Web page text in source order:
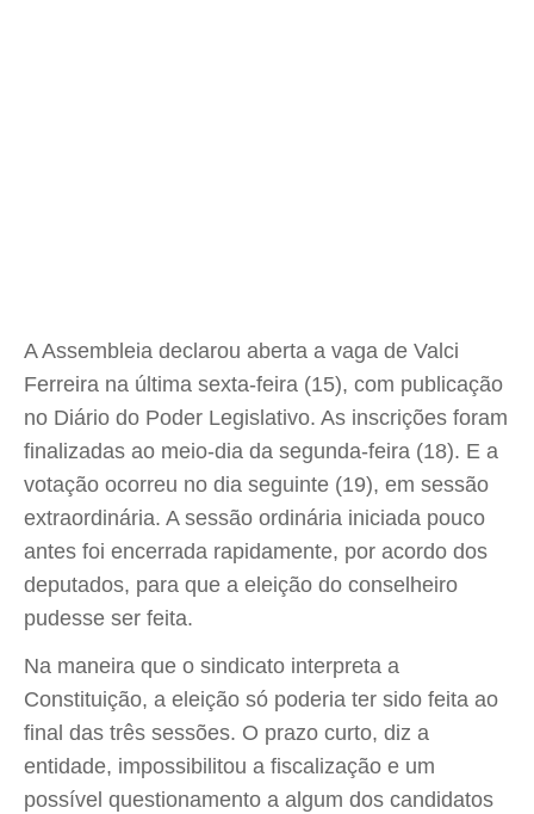
A Assembleia declarou aberta a vaga de Valci
Ferreira na última sexta-feira (15), com publicação
no Diário do Poder Legislativo. As inscrições foram
finalizadas ao meio-dia da segunda-feira (18). E a
votação ocorreu no dia seguinte (19), em sessão
extraordinária. A sessão ordinária iniciada pouco
antes foi encerrada rapidamente, por acordo dos
deputados, para que a eleição do conselheiro
pudesse ser feita.
Na maneira que o sindicato interpreta a
Constituição, a eleição só poderia ter sido feita ao
final das três sessões. O prazo curto, diz a
entidade, impossibilitou a fiscalização e um
possível questionamento a algum dos candidatos